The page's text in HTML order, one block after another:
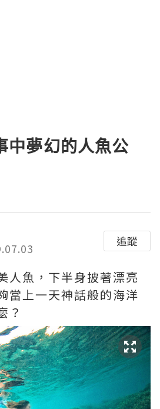
中夢幻的人魚公
追蹤
人魚，下半身披著漂亮
當上一天神話般的海洋
？